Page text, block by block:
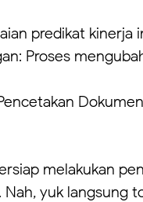
predikat
Proses
melakukan
yuk langsung